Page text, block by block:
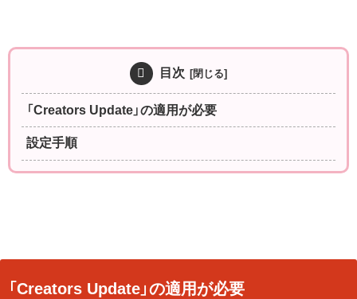
目次
「Creators Update」の適用が必要
設定手順
「Creators Update」の適用が必要